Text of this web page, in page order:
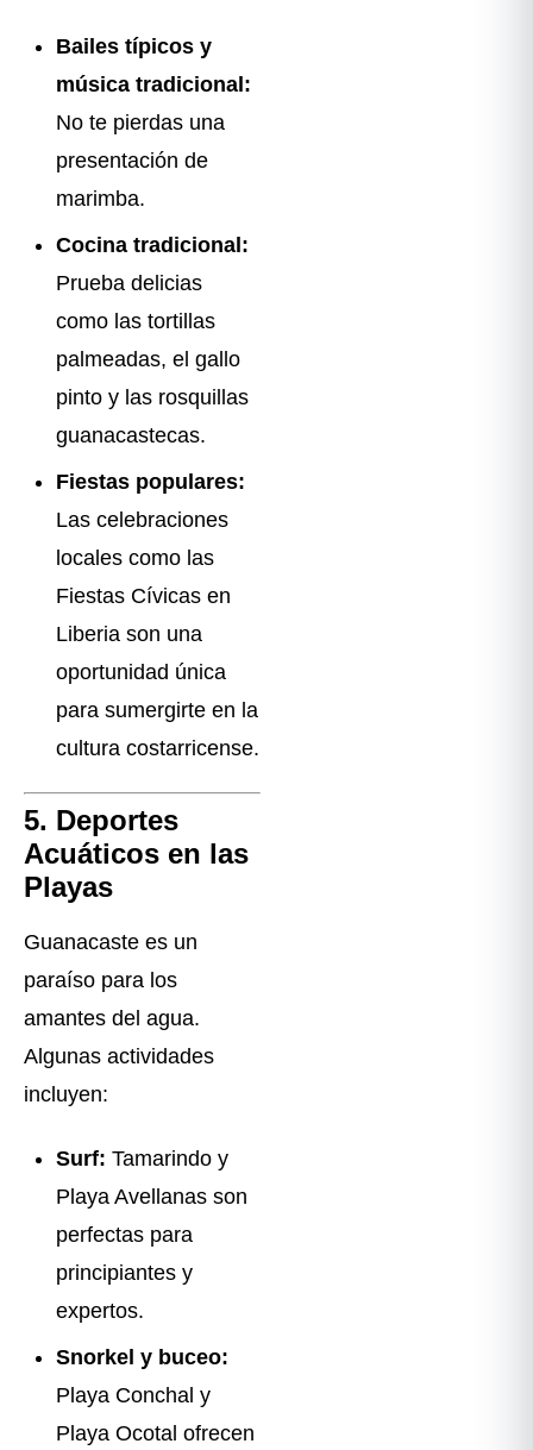
Bailes típicos y
música tradicional:
No te pierdas una
presentación de
marimba.
Cocina tradicional:
Prueba delicias
como las tortillas
palmeadas, el gallo
pinto y las rosquillas
guanacastecas.
Fiestas populares:
Las celebraciones
locales como las
Fiestas Cívicas en
Liberia son una
oportunidad única
para sumergirte en la
cultura costarricense.
5. Deportes
Acuáticos en las
Playas
Guanacaste es un
paraíso para los
amantes del agua.
Algunas actividades
incluyen:
Surf: Tamarindo y
Playa Avellanas son
perfectas para
principiantes y
expertos.
Snorkel y buceo:
Playa Conchal y
Playa Ocotal ofrecen